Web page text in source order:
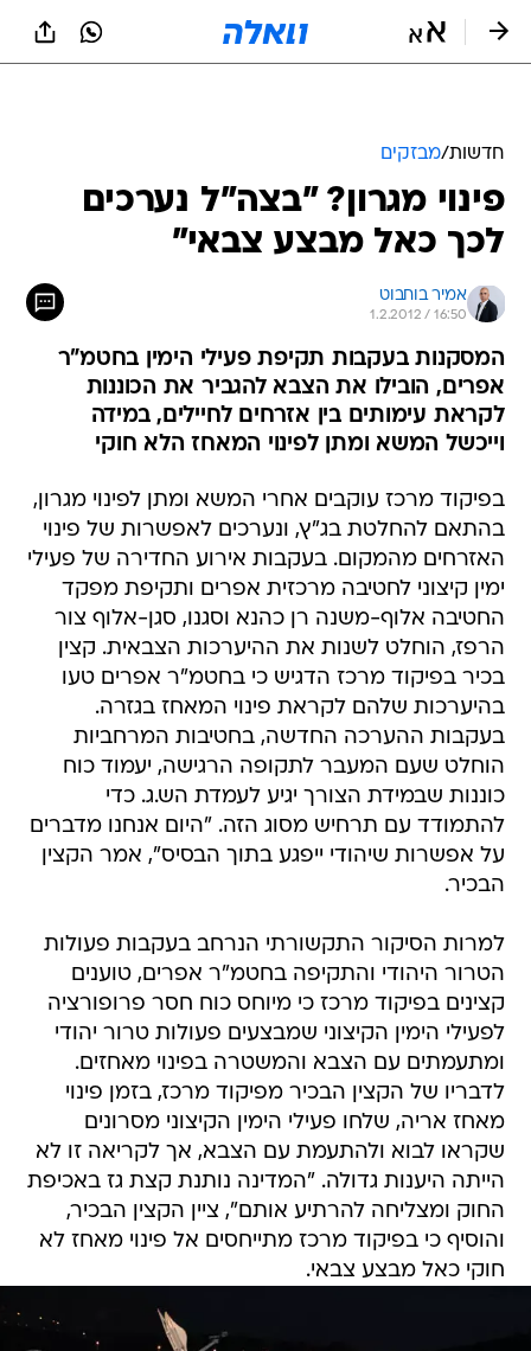
חדשות/מבזקים
פינוי מגרון? "בצה"ל נערכים
לכך כאל מבצע צבאי"
אמיר בוחבוט
1.2.2012 / 16:50
המסקנות בעקבות תקיפת פעילי הימין בחטמ"ר
אפרים, הובילו את הצבא להגביר את הכוננות
לקראת עימותים בין אזרחים לחיילים, במידה
וייכשל המשא ומתן לפינוי המאחז הלא חוקי
בפיקוד מרכז עוקבים אחרי המשא ומתן לפינוי מגרון,
בהתאם להחלטת בג"ץ, ונערכים לאפשרות של פינוי
האזרחים מהמקום. בעקבות אירוע החדירה של פעילי
ימין קיצוני לחטיבה מרכזית אפרים ותקיפת מפקד
החטיבה אלוף-משנה רן כהנא וסגנו, סגן-אלוף צור
הרפז, הוחלט לשנות את ההיערכות הצבאית. קצין
בכיר בפיקוד מרכז הדגיש כי בחטמ"ר אפרים טעו
בהיערכות שלהם לקראת פינוי המאחז בגזרה.
בעקבות ההערכה החדשה, בחטיבות המרחביות
הוחלט שעם המעבר לתקופה הרגישה, יעמוד כוח
כוננות שבמידת הצורך יגיע לעמדת הש.ג. כדי
להתמודד עם תרחיש מסוג הזה. "היום אנחנו מדברים
על אפשרות שיהודי ייפגע בתוך הבסיס", אמר הקצין
הבכיר.
למרות הסיקור התקשורתי הנרחב בעקבות פעולות
הטרור היהודי והתקיפה בחטמ"ר אפרים, טוענים
קצינים בפיקוד מרכז כי מיוחס כוח חסר פרופורציה
לפעילי הימין הקיצוני שמבצעים פעולות טרור יהודי
ומתעמתים עם הצבא והמשטרה בפינוי מאחזים.
לדבריו של הקצין הבכיר מפיקוד מרכז, בזמן פינוי
מאחז אריה, שלחו פעילי הימין הקיצוני מסרונים
שקראו לבוא ולהתעמת עם הצבא, אך לקריאה זו לא
הייתה היענות גדולה. "המדינה נותנת קצת גז באכיפת
החוק ומצליחה להרתיע אותם", ציין הקצין הבכיר,
והוסיף כי בפיקוד מרכז מתייחסים אל פינוי מאחז לא
חוקי כאל מבצע צבאי.